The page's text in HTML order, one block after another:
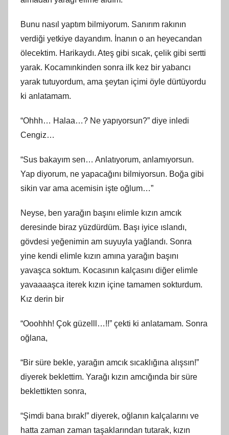
Bunu nasıl yaptım bilmiyorum. Sanırım rakının
verdiği yetkiye dayandım. İnanın o an heyecandan
ölecektim. Harikaydı. Ateş gibi sıcak, çelik gibi sertti
yarak. Kocamınkinden sonra ilk kez bir yabancı
yarak tutuyordum, ama şeytan içimi öyle dürtüyordu
ki anlatamam.
“Ohhh… Halaa…? Ne yapıyorsun?” diye inledi
Cengiz…
“Sus bakayım sen… Anlatıyorum, anlamıyorsun.
Yap diyorum, ne yapacağını bilmiyorsun. Boğa gibi
sikin var ama acemisin işte oğlum…”
Neyse, ben yarağın başını elimle kızın amcık
deresinde biraz yüzdürdüm. Başı iyice ıslandı,
gövdesi yeğenimin am suyuyla yağlandı. Sonra
yine kendi elimle kızın amına yarağın başını
yavaşca soktum. Kocasının kalçasını diğer elimle
yavaaaaşca iterek kızın içine tamamen sokturdum.
Kız derin bir
“Ooohhh! Çok güzelll…!!” çekti ki anlatamam. Sonra
oğlana,
“Bir süre bekle, yarağın amcık sıcaklığına alışsın!”
diyerek beklettim. Yarağı kızın amcığında bir süre
beklettikten sonra,
“Şimdi bana bırak!” diyerek, oğlanın kalçalarını ve
hatta zaman zaman taşaklarından tutarak, kızın